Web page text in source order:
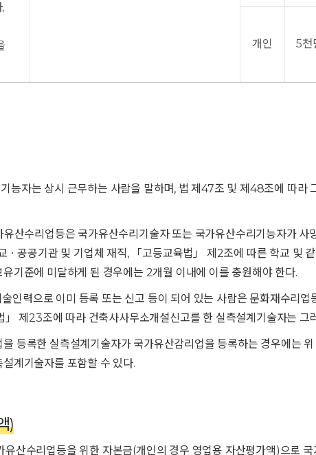
개인 5천
능자는 상시 근무하는 사람을 말하며, 법 제47조 및 제48조에 따라
산수리업등은 국가유산수리기술자 또는 국가유산수리기능자가 사
ㆍ공공기관 및 기업체 재직, 「고등교육법」 제2조에 따른 학교 및
기준에 미달하게 된 경우에는 2개월 이내에 이를 충원해야 한다.
인력으로 이미 등록 또는 신고 등이 되어 있는 사람은 문화재수리업
제23조에 따라 건축사사무소개설신고를 한 실측설계기술자는 그
등록한 실측설계기술자가 국가유산감리업을 등록하는 경우에는
계기술자를 포함할 수 있다.
)
산수리업등을 위한 자본금(개인의 경우 영업용 자산평가액)으로 국